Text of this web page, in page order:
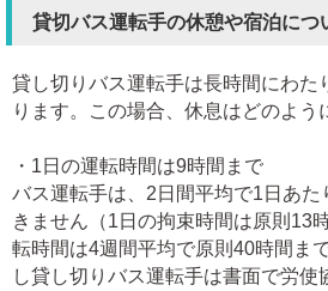
貸切バス運転手の休憩や宿泊につ
貸し切りバス運転手は長時間にわた
ります。この場合、休息はどのよう
・1日の運転時間は9時間まで
バス運転手は、2日間平均で1日あ
きません（1日の拘束時間は原則13
転時間は4週間平均で原則40時間ま
し貸し切りバス運転手は書面で労使